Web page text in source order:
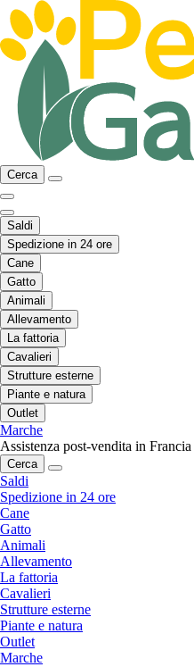
Cerca
Saldi
Spedizione in 24 ore
Cane
Gatto
Animali
Allevamento
La fattoria
Cavalieri
Strutture esterne
Piante e natura
Outlet
Marche
Assistenza post-vendita in Francia
Cerca
Saldi
Spedizione in 24 ore
Cane
Gatto
Animali
Allevamento
La fattoria
Cavalieri
Strutture esterne
Piante e natura
Outlet
Marche